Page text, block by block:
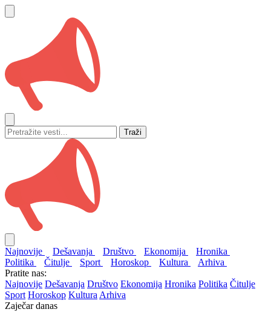
Traži
Najnovije Dešavanja Društvo Ekonomija
Hronika
Politika
Čitulje Sport Horoskop Kultura
Arhiva
Pratite nas:
Najnovije Dešavanja Društvo Ekonomija Hronika Politika Čitulje
Sport Horoskop Kultura Arhiva
Zaječar danas